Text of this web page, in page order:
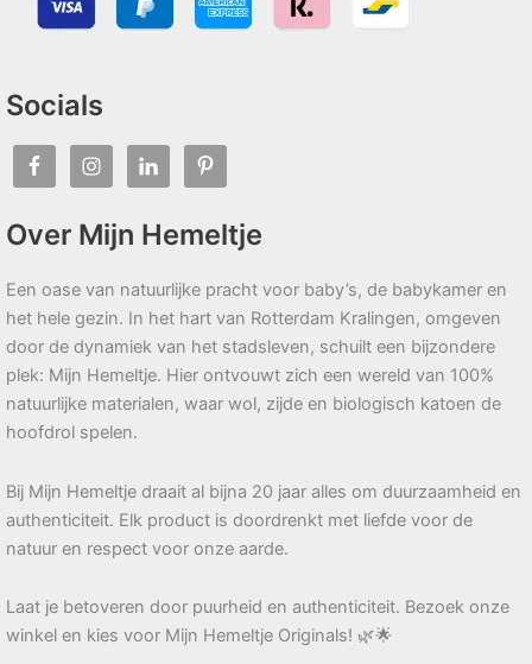
Socials
Over Mijn Hemeltje
Een oase van natuurlijke pracht voor baby’s, de babykamer en
het hele gezin. In het hart van Rotterdam Kralingen, omgeven
door de dynamiek van het stadsleven, schuilt een bijzondere
plek: Mijn Hemeltje. Hier ontvouwt zich een wereld van 100%
natuurlijke materialen, waar wol, zijde en biologisch katoen de
hoofdrol spelen.
Bij Mijn Hemeltje draait al bijna 20 jaar alles om duurzaamheid en
authenticiteit. Elk product is doordrenkt met liefde voor de
natuur en respect voor onze aarde.
Laat je betoveren door puurheid en authenticiteit. Bezoek onze
winkel en kies voor Mijn Hemeltje Originals! 🌿🌟